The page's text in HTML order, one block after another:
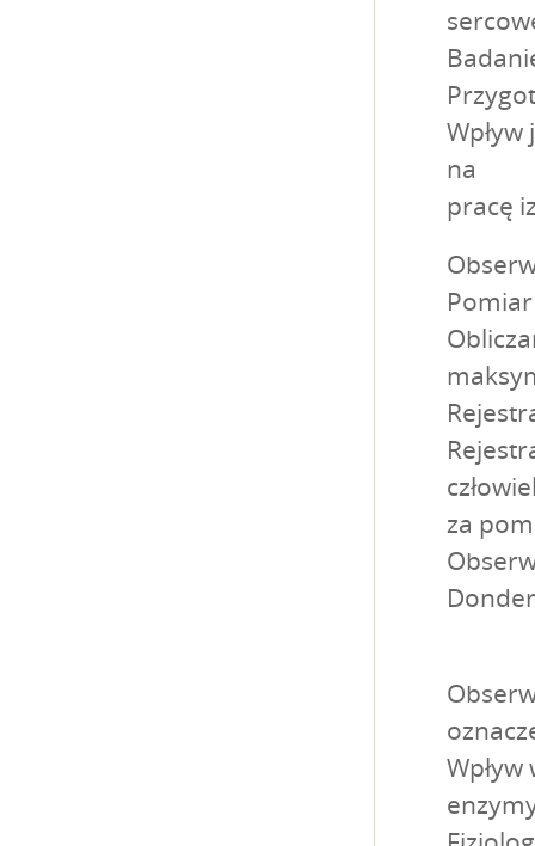
na
pracę
za